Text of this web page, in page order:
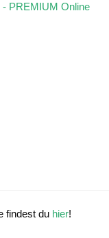
PREMIUM Online
findest du hier!